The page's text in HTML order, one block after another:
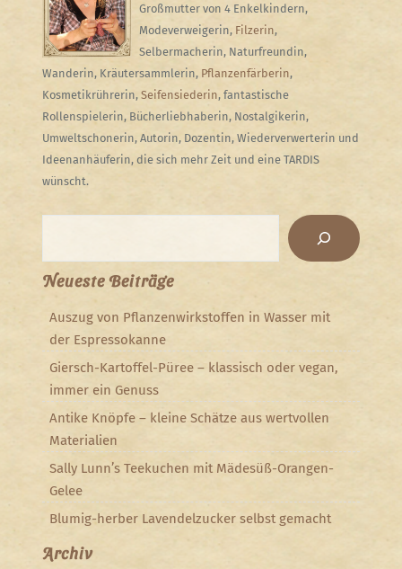
Großmutter von 4 Enkelkindern,
Modeverweigerin, Filzerin,
Selbermacherin, Naturfreundin,
Wanderin, Kräutersammlerin, Pflanzenfärberin,
Kosmetikrührerin, Seifensiederin, fantastische
Rollenspielerin, Bücherliebhaberin, Nostalgikerin,
Umweltschonerin, Autorin, Dozentin, Wiederverwerterin und
Ideenanhäuferin, die sich mehr Zeit und eine TARDIS
wünscht.
Neueste Beiträge
Auszug von Pflanzenwirkstoffen in Wasser mit
der Espressokanne
Giersch-Kartoffel-Püree – klassisch oder vegan,
immer ein Genuss
Antike Knöpfe – kleine Schätze aus wertvollen
Materialien
Sally Lunn’s Teekuchen mit Mädesüß-Orangen-
Gelee
Blumig-herber Lavendelzucker selbst gemacht
Archiv